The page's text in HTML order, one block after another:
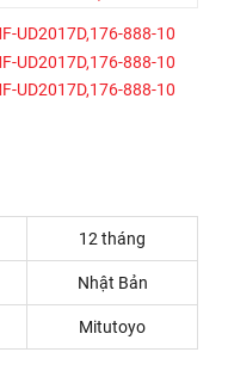
12 tháng
Nhật Bản
Mitutoyo